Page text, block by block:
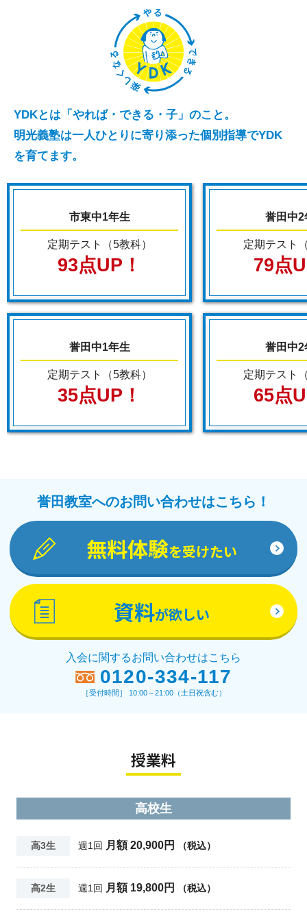
YDKとは「やれば・できる・子」のこと。
明光義塾は一人ひとりに寄り添った個別指導でYDK
を育てます。
市東中1年生
定期テスト（5教科）
93点UP！
誉田中1年生
定期テスト（5教科）
35点UP！
誉田中2
定期テスト
79点
誉田中2
定期テスト
65点
誉田教室へのお問い合わせはこちら！
無料体験を受けたい
資料が欲しい
入会に関するお問い合わせはこちら
0120-334-117
［受付時間］ 10:00～21:00（土日祝含む）
授業料
高校生
高3生 週1回 月額 20,900円 （税込）
高2生 週1回 月額 19,800円 （税込）